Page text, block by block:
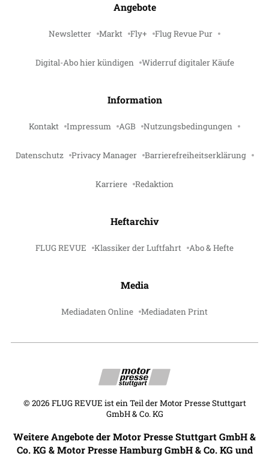
Angebote
Newsletter Markt Fly+ Flug Revue Pur
Digital-Abo hier kündigen Widerruf digitaler Käufe
Information
Kontakt Impressum AGB Nutzungsbedingungen
Datenschutz Privacy Manager Barrierefreiheitserklärung
Karriere Redaktion
Heftarchiv
FLUG REVUE Klassiker der Luftfahrt Abo & Hefte
Media
Mediadaten Online Mediadaten Print
© 2026 FLUG REVUE ist ein Teil der Motor Presse Stuttgart
GmbH & Co. KG
Weitere Angebote der Motor Presse Stuttgart GmbH &
Co. KG & Motor Presse Hamburg GmbH & Co. KG und